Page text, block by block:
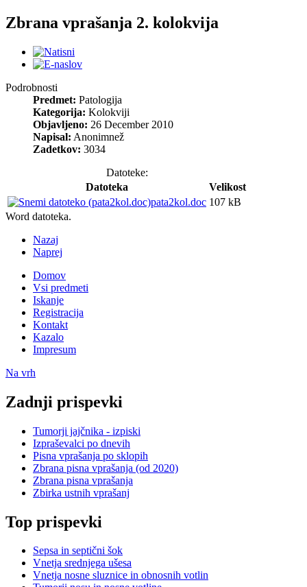
Zbrana vprašanja 2. kolokvija
Podrobnosti
Predmet: Patologija
Kategorija: Kolokviji
Objavljeno: 26 December 2010
Napisal: Anonimnež
Zadetkov: 3034
Datoteke:
Datoteka
Velikost
pata2kol.doc 107 kB
Word datoteka.
Nazaj
Naprej
Domov
Vsi predmeti
Iskanje
Registracija
Kontakt
Kazalo
Impresum
Na vrh
Zadnji prispevki
Tumorji jajčnika - izpiski
Izpraševalci po dnevih
Pisna vprašanja po sklopih
Zbrana pisna vprašanja (od 2020)
Zbrana pisna vprašanja
Zbirka ustnih vprašanj
Top prispevki
Sepsa in septični šok
Vnetja srednjega ušesa
Vnetja nosne sluznice in obnosnih votlin